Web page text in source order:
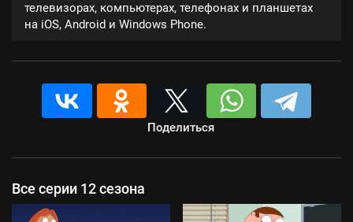
телевизорах, компьютерах, телефонах и планшетах
на iOS, Android и Windows Phone.
Поделиться
Все серии 12 сезона